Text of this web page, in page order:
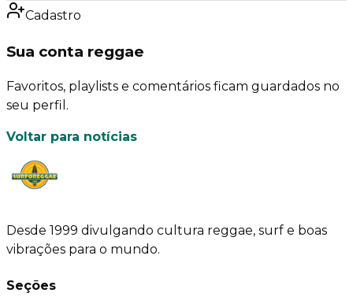
Cadastro
Sua conta reggae
Favoritos, playlists e comentários ficam guardados no
seu perfil.
Voltar para notícias
Desde 1999 divulgando cultura reggae, surf e boas
vibrações para o mundo.
Seções